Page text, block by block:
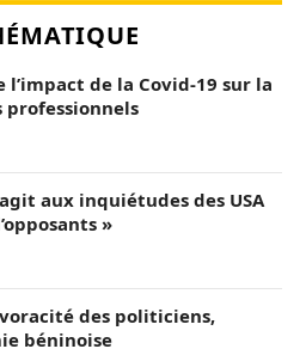
l’impact de la Covid-19 sur la
professionnels
aux inquiétudes des USA
»
des politiciens,
béninoise